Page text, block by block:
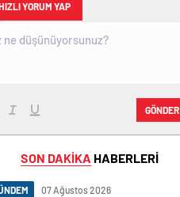
YORUM YAP
GÖNDER
SON DAKİKA HABERLERİ
07 Ağustos 2026